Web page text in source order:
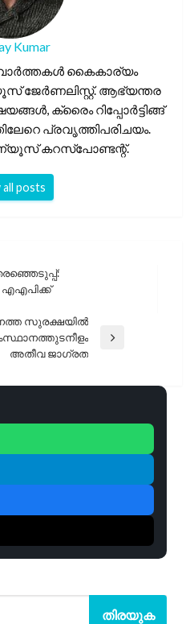
Kumar
വാർത്തകൾ കൈകാര്യം
ജേർണലിസ്റ്റ്. ആഭ്യന്തര
ക്രൈം റിപ്പോർട്ടിങ്ങ്
പ്രവൃത്തിപരിചയം.
ന്യൂസ് കറസ്പോണ്ടന്റ്.
all posts
എഎപിക്ക്
സുരക്ഷയിൽ
അതീവ ജാഗ്രത
തിരയുക